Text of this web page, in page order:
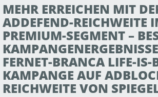
MEHR ERREICHEN MIT
ADDEFEND-REICHWEITE
PREMIUM-SEGMENT –
FERNET-BRANCA LIFE-IS-
KAMPANGE AUF
REICHWEITE VON